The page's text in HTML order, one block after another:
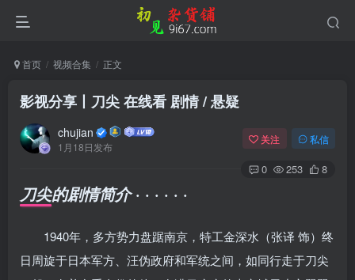
首页 视频合集 正文
影视分享丨刀尖 在线看 剧情 / 悬疑
chujian
1月18日发布
关注 私信
0 253 8
刀尖的剧情简介· · · · · ·
1940年，多方势力盘踞南京，特工金深水（张译 饰）终
日周旋于日本军方、汪伪政府和军统之间，如同行走于刀尖